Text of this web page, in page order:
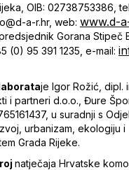
OIB: 02738753386,
a-r.hr, web: www.d-
Gorana Stipeč
(0) 95 391 1235, e-mail:
je Igor Rožić, dipl.
i partneri d.o.o., Đure
u suradnji s
urbanizam, ekologiju i
Grada Rijeke.
natječaja Hrvatske